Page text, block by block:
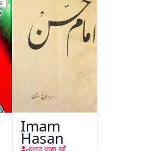
Imam
Hasan
इलाह बख़्श ख़ाँ